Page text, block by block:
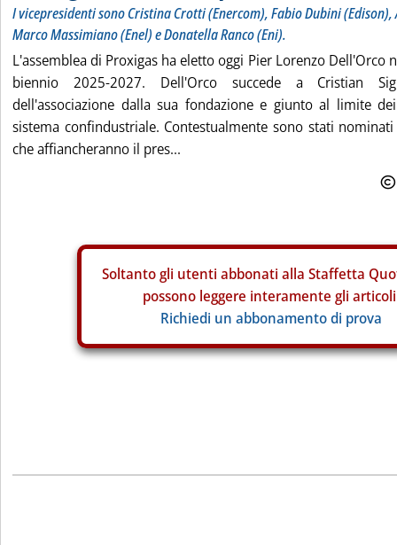
I vicepresidenti sono Cristina Crotti (Enercom), Fabio Dubini
Marco Massimiano (Enel) e Donatella Ranco (Eni).
L'assemblea di Proxigas ha eletto oggi Pier Lorenzo Dell'Orco
biennio 2025-2027. Dell'Orco succede a Cristian
dell'associazione dalla sua fondazione e giunto al limite
sistema confindustriale. Contestualmente sono stati
che affiancheranno il pres...
Soltanto gli utenti abbonati alla Staffetta
possono leggere interamente gli
Richiedi un abbonamento di prova